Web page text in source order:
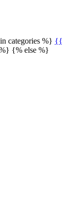
categories %} {{
{% else %}